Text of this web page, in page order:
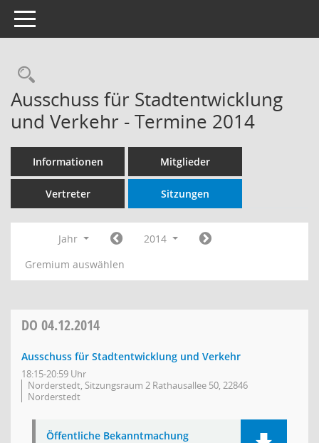
Toggle navigation
Rechercheauswahl
Ausschuss für Stadtentwicklung
und Verkehr - Termine 2014
Informationen Mitglieder
Vertreter Sitzungen
Jahr
2014
Gremium auswählen
DO 04.12.2014
Ausschuss für Stadtentwicklung und Verkehr
18:15-20:59 Uhr
Norderstedt, Sitzungsraum 2 Rathausallee 50, 22846
Norderstedt
Öffentliche Bekanntmachung